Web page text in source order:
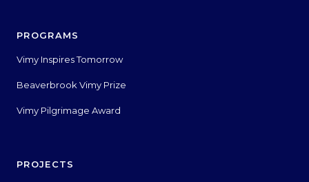
PROGRAMS
Vimy Inspires Tomorrow
Beaverbrook Vimy Prize
Vimy Pilgrimage Award
PROJECTS